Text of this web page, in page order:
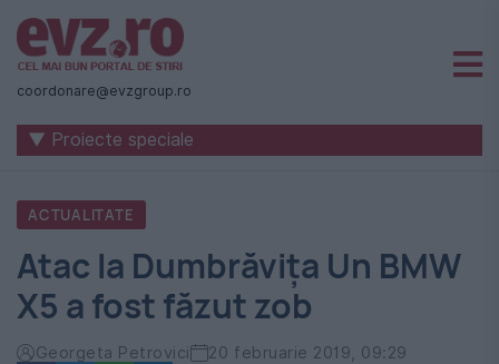
Știri
naționale
internaționale
România
-
Evenimentul
Zilei
coordonare@evzgroup.ro
▼ Proiecte speciale
ACTUALITATE
Atac la Dumbrăvița Un BMW
X5 a fost făzut zob
Georgeta Petrovici 20 februarie 2019, 09:29